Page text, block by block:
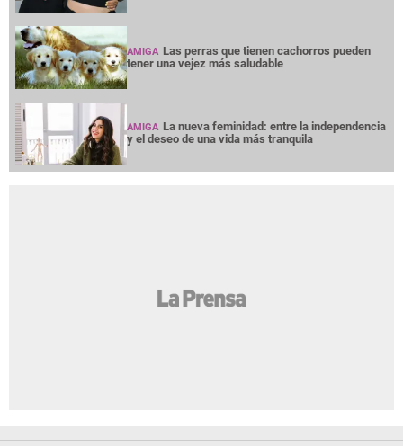
AMIGA Las perras que tienen cachorros pueden
tener una vejez más saludable
AMIGA La nueva feminidad: entre la independencia
y el deseo de una vida más tranquila